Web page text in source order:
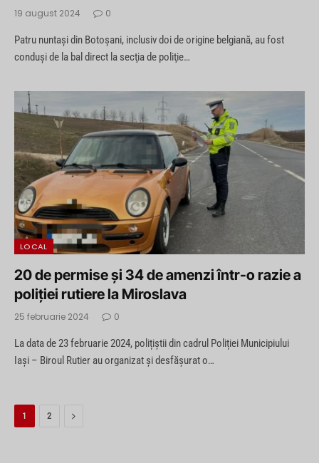
19 august 2024 0
Patru nuntaşi din Botoşani, inclusiv doi de origine belgiană, au fost
conduşi de la bal direct la secţia de poliţie…
LOCAL
20 de permise și 34 de amenzi într-o razie a
poliției rutiere la Miroslava
25 februarie 2024 0
La data de 23 februarie 2024, polițiștii din cadrul Poliției Municipiului
Iași – Biroul Rutier au organizat și desfășurat o…
1 2 Next